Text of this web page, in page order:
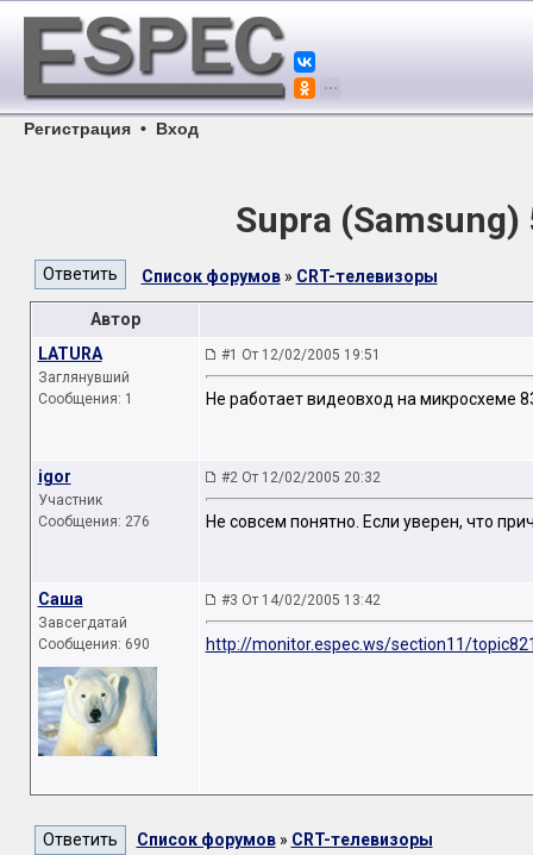
Регистрация • Вход
Supra (Samsung)
Список форумов» CRT-телевизоры
Автор
LATURA
Заглянувший
Сообщения: 1
#1 От 12/02/2005 19:51
Не работает видеовход на микросхеме
igor
Участник
Сообщения: 276
#2 От 12/02/2005 20:32
Не совсем понятно. Если уверен, что
Caша
Завсегдатай
Сообщения: 690
#3 От 14/02/2005 13:42
http://monitor.espec.ws/section11/
Список форумов» CRT-телевизоры